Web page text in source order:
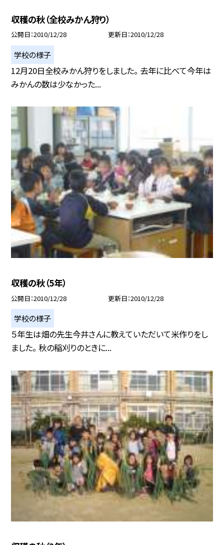
収穫の秋（全校みかん狩り）
公開日 2010/12/28 更新日 2010/12/28
学校の様子
12月20日全校みかん狩りをしました。 去年に比べて今年は
みかんの数は少なかった...
収穫の秋（5年）
公開日 2010/12/28 更新日 2010/12/28
学校の様子
５年生は畑の先生今井さんに教えていただいて米作りをし
ました。 秋の稲刈りのときに...